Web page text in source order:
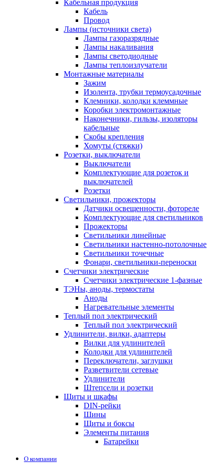
Кабельная продукция
Кабель
Провод
Лампы (источники света)
Лампы газоразрядные
Лампы накаливания
Лампы светодиодные
Лампы теплоизлучатели
Монтажные материалы
Зажим
Изолента, трубки термоусадочные
Клемники, колодки клеммные
Коробки электромонтажные
Наконечники, гильзы, изоляторы
кабельные
Скобы крепления
Хомуты (стяжки)
Розетки, выключатели
Выключатели
Комплектующие для розеток и
выключателей
Розетки
Светильники, прожекторы
Датчики освещенности, фотореле
Комплектующие для светильников
Прожекторы
Светильники линейные
Светильники настенно-потолочные
Светильники точечные
Фонари, светильники-переноски
Счетчики электрические
Счетчики электрические 1-фазные
ТЭНы, аноды, термостаты
Аноды
Нагревательные элементы
Теплый пол электрический
Теплый пол электрический
Удлинители, вилки, адаптеры
Вилки для удлинителей
Колодки для удлинителей
Переключатели, заглушки
Разветвители сетевые
Удлинители
Штепсели и розетки
Щиты и шкафы
DIN-рейки
Шины
Щиты и боксы
Элементы питания
Батарейки
О компании